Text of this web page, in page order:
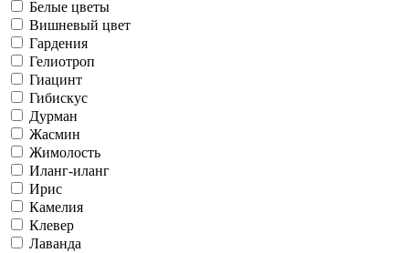
Белые цветы
Вишневый цвет
Гардения
Гелиотроп
Гиацинт
Гибискус
Дурман
Жасмин
Жимолость
Иланг-иланг
Ирис
Камелия
Клевер
Лаванда